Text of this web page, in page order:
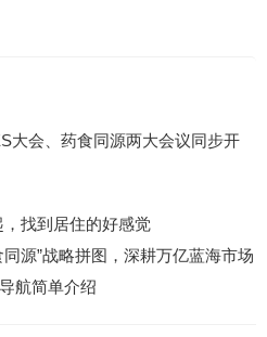
大会、药食同源两大会议同步开
找到居住的好感觉
源”战略拼图，深耕万亿蓝海市场
航简单介绍